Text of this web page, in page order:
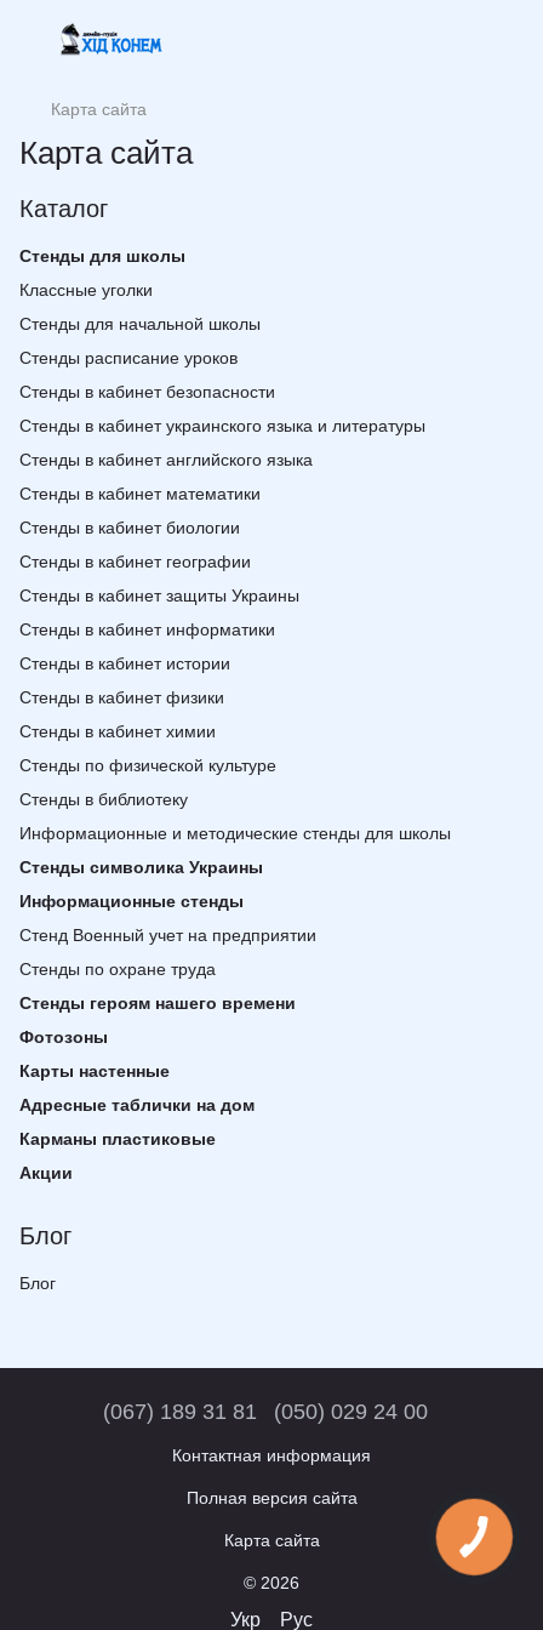
Карта сайта
Карта сайта
Каталог
Стенды для школы
Классные уголки
Стенды для начальной школы
Стенды расписание уроков
Стенды в кабинет безопасности
Стенды в кабинет украинского языка и литературы
Стенды в кабинет английского языка
Стенды в кабинет математики
Стенды в кабинет биологии
Стенды в кабинет географии
Стенды в кабинет защиты Украины
Стенды в кабинет информатики
Стенды в кабинет истории
Стенды в кабинет физики
Стенды в кабинет химии
Стенды по физической культуре
Стенды в библиотеку
Информационные и методические стенды для школы
Стенды символика Украины
Информационные стенды
Стенд Военный учет на предприятии
Стенды по охране труда
Стенды героям нашего времени
Фотозоны
Карты настенные
Адресные таблички на дом
Карманы пластиковые
Акции
Блог
Блог
(067) 189 31 81 (050) 029 24 00
Контактная информация
Полная версия сайта
Карта сайта
© 2026
Укр Рус